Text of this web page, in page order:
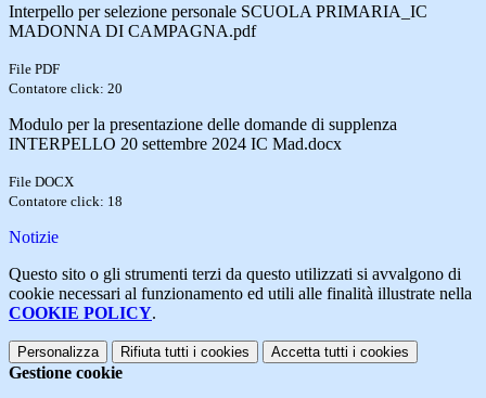
Interpello per selezione personale SCUOLA PRIMARIA_IC
MADONNA DI CAMPAGNA.pdf
File PDF
Contatore click: 20
Modulo per la presentazione delle domande di supplenza
INTERPELLO 20 settembre 2024 IC Mad.docx
File DOCX
Contatore click: 18
Notizie
Questo sito o gli strumenti terzi da questo utilizzati si avvalgono di
cookie necessari al funzionamento ed utili alle finalità illustrate nella
COOKIE POLICY.
Personalizza Rifiuta tutti i cookies Accetta tutti i cookies
Gestione cookie